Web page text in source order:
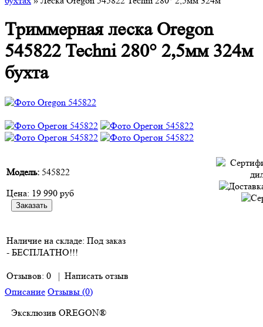
Триммерная леска Oregon
545822 Techni 280° 2,5мм 324м
бухта
Модель: 545822
Цена: 19 990 руб
Наличие на складе: Под заказ
- БЕСПЛАТНО!!!
Отзывов: 0 | Написать отзыв
Описание Отзывы (0)
Эксклюзив OREGON®